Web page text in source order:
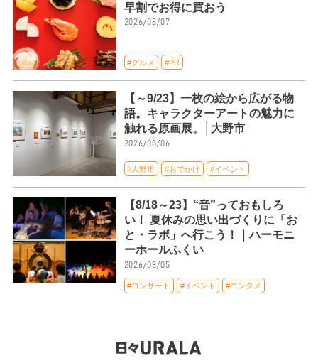
早割でお得に買おう
2026/08/07
#グルメ #PR
【～9/23】一枚の絵から広がる物
語。キャラクターアートの魅力に
触れる原画展。│大野市
2026/08/06
#大野市 #おでかけ #イベント
【8/18～23】“音”っておもしろ
い！ 夏休みの思い出づくりに「お
と・ラボ」へ行こう！｜ハーモニ
ーホールふくい
2026/08/05
#コンサート #イベント #エンタメ